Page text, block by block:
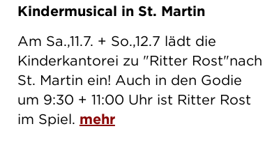
Kindermusical in St. Martin
Am Sa.,11.7. + So.,12.7 lädt die
Kinderkantorei zu "Ritter Rost"nach
St. Martin ein! Auch in den Godie
um 9:30 + 11:00 Uhr ist Ritter Rost
im Spiel. mehr